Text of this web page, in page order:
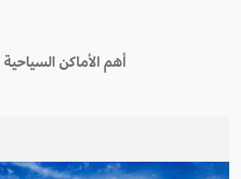
أهم الأماكن السياحية